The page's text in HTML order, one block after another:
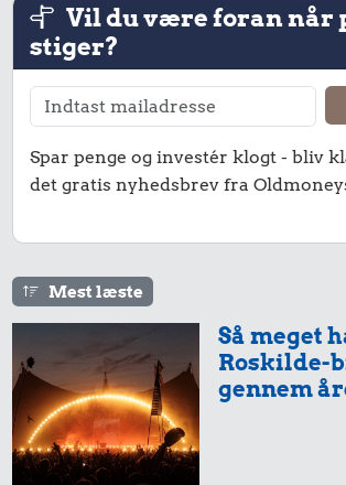
Vil du være foran når
stiger?
Spar penge og investér klogt - bliv
det gratis nyhedsbrev fra
Mest læste
Så meget
Roskilde-
gennem